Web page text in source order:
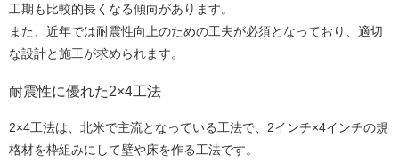
工期も比較的長くなる傾向があります。
また、近年では耐震性向上のための工夫が必須となっており、適切
な設計と施工が求められます。
耐震性に優れた2×4工法
2×4工法は、北米で主流となっている工法で、2インチ×4インチの規
格材を枠組みにして壁や床を作る工法です。